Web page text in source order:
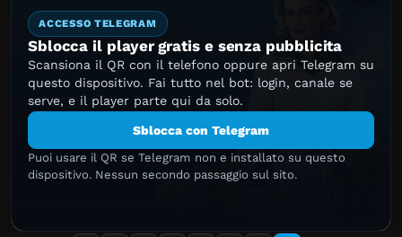
ACCESSO TELEGRAM
Sblocca il player gratis e senza pubblicita
Scansiona il QR con il telefono oppure apri Telegram su
questo dispositivo. Fai tutto nel bot: login, canale se
serve, e il player parte qui da solo.
Sblocca con Telegram
Puoi usare il QR se Telegram non e installato su questo
dispositivo. Nessun secondo passaggio sul sito.